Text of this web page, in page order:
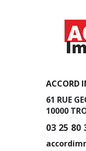
ACCORD
61 RUE
10000
03 25 80